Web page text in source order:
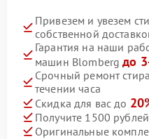
Привезем и увезем
собственной
Гарантия на наши
машин Blombergдо
Срочный ремонт
течении часа
Скидка для вас до
Получите 1500
Оригинальные